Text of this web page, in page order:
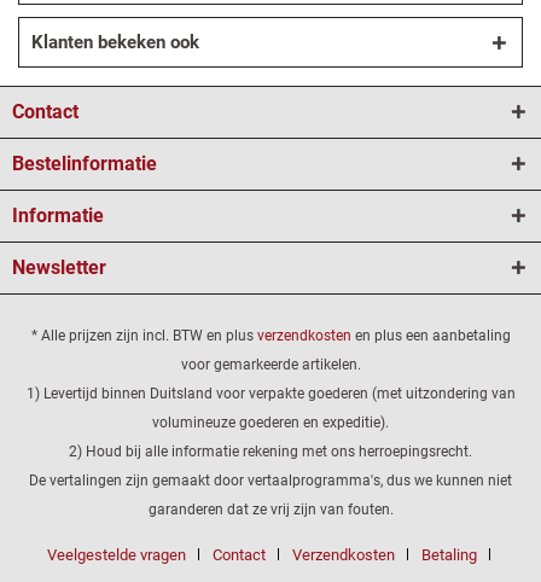
Klanten bekeken ook
Contact
Bestelinformatie
Informatie
Newsletter
* Alle prijzen zijn incl. BTW en plus verzendkosten en plus een aanbetaling
voor gemarkeerde artikelen.
1) Levertijd binnen Duitsland voor verpakte goederen (met uitzondering van
volumineuze goederen en expeditie).
2) Houd bij alle informatie rekening met ons herroepingsrecht.
De vertalingen zijn gemaakt door vertaalprogramma's, dus we kunnen niet
garanderen dat ze vrij zijn van fouten.
Veelgestelde vragen Contact Verzendkosten Betaling